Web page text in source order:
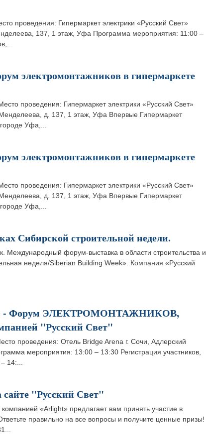
проведения: Гипермаркет электрики «Русский Свет»
137, 1 этаж, Уфа Программа мероприятия: 11:00 –
электромонтажников в гипермаркете
проведения: Гипермаркет электрики «Русский Свет»
д. 137, 1 этаж, Уфа Впервые Гипермаркет
Уфа,...
электромонтажников в гипермаркете
проведения: Гипермаркет электрики «Русский Свет»
д. 137, 1 этаж, Уфа Впервые Гипермаркет
Уфа,...
Сибирской строительной недели.
Международный форум-выставка в области строительства и
неделя/Siberian Building Week». Компания «Русский
- Форум ЭЛЕКТРОМОНТАЖНИКОВ,
"Русский Свет"
проведения: Отель Bridge Arena г. Сочи, Адлерский
мероприятия: 13:00 – 13:30 Регистрация участников,
14:...
"Русский Свет"
«Arlight» предлагает вам принять участие в
правильно на все вопросы и получите ценные призы!